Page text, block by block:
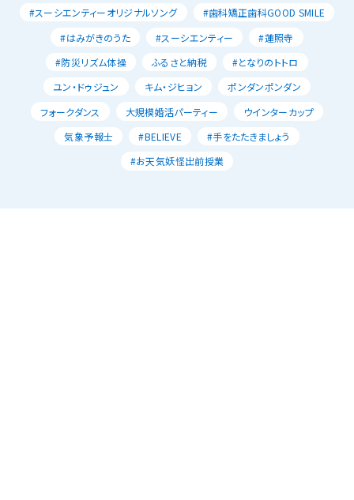
#スーシエンティーオリジナルソング
#歯科矯正歯科GOOD SMILE
#はみがきのうた
#スーシエンティー
#蓮照寺
#防災リズム体操
ふるさと納税
#となりのトトロ
ユン・ドゥジュン
キム・ジヒョン
ポンダンポンダン
フォークダンス
大規模婚活パーティー
ウインターカップ
気象予報士
#BELIEVE
#手をたたきましょう
#お天気妖怪出前授業